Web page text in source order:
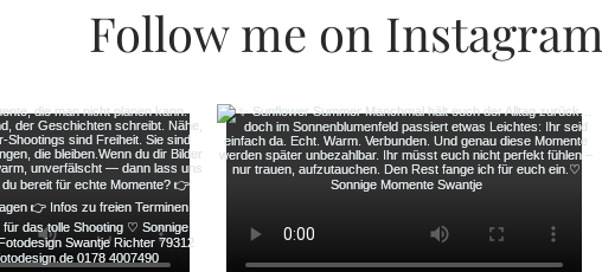
Follow me on Instagram